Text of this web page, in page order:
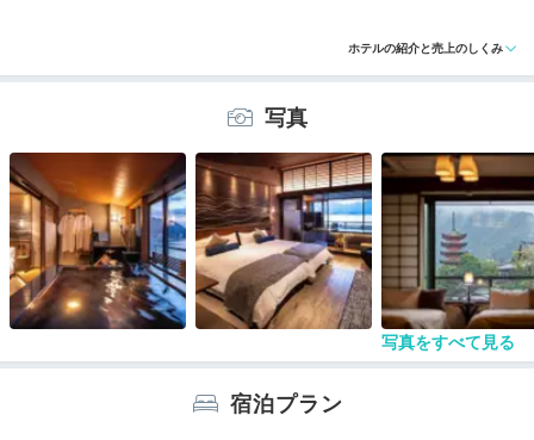
目にも美味しい♪高級料亭のような料理に気分があがる
自家源泉100％の天然温泉。潮湯温泉で身体を癒せる
ホテルの紹介と売上のしくみ
写真
写真をすべて見る
宿泊プラン